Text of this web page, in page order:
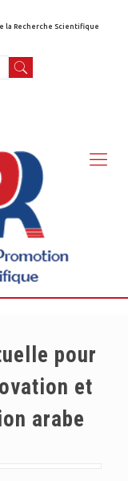
la Recherche Scientifique
pour
et
arabe